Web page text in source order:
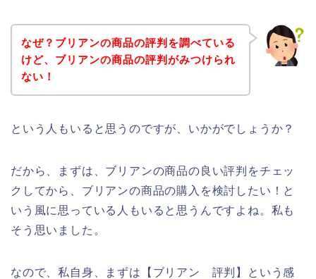
なぜ？ブリアンの商品の評判を調べている
けど、ブリアンの商品の評判がみつけられ
ない！
という人もいると思うのですが、いかがでしょうか？
だから、まずは、ブリアンの商品の良い評判をチェッ
クしてから、ブリアンの商品の購入を検討したい！と
いう風に思っている人もいると思うんですよね。私も
そう思いました。
なので、私自身、まずは【ブリアン 評判】という感